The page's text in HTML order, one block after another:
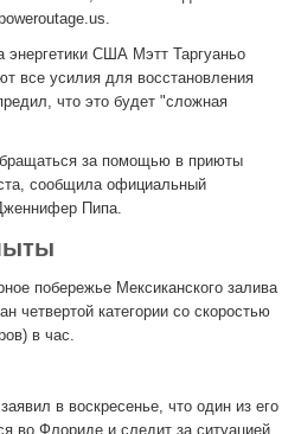
энергетики США Мэтт Таргуаньо
все усилия для восстановления
что это будет "сложная
за помощью в приюты
сообщила официальный
Пипа.
побережье Мексиканского залива
четвертой категории со скоростью
в час.
в воскресенье, что один из его
во Флориде и следит за ситуацией.